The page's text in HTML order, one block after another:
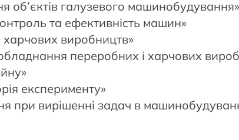
об’єктів галузевого машинобудування»
та ефективність машин»
виробництв»
переробних і харчових
експерименту»
при вирішенні задач в